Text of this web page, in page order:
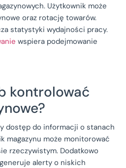
Użytkownik może
oraz rotację towarów.
statystyki wydajności pracy.
wspiera podejmowanie
kontrolować
dostęp do informacji o stanach
magazynu może monitorować
rzeczywistym. Dodatkowo
alerty o niskich